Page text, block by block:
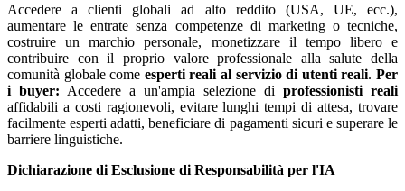
Accedere a clienti globali ad alto reddito (USA, UE, ecc.),
aumentare le entrate senza competenze di marketing o tecniche,
costruire un marchio personale, monetizzare il tempo libero e
contribuire con il proprio valore professionale alla salute della
comunità globale come esperti reali al servizio di utenti reali.Per
i buyer: Accedere a un'ampia selezione di professionisti reali
affidabili a costi ragionevoli, evitare lunghi tempi di attesa, trovare
facilmente esperti adatti, beneficiare di pagamenti sicuri e superare le
barriere linguistiche.
Dichiarazione di Esclusione di Responsabilità per l'IA